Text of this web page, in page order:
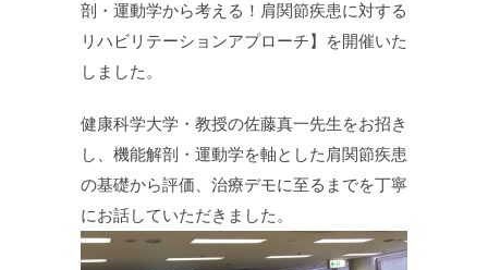
剖・運動学から考える！肩関節疾患に対する
リハビリテーションアプローチ】を開催いた
しました。
健康科学大学・教授の佐藤真一先生をお招き
し、機能解剖・運動学を軸とした肩関節疾患
の基礎から評価、治療デモに至るまでを丁寧
にお話していただきました。